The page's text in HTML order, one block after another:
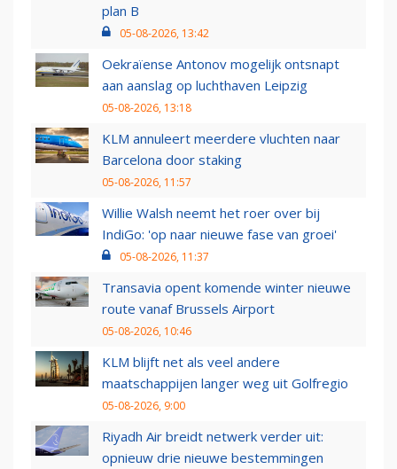
plan B
05-08-2026, 13:42
Oekraïense Antonov mogelijk ontsnapt
aan aanslag op luchthaven Leipzig
05-08-2026, 13:18
KLM annuleert meerdere vluchten naar
Barcelona door staking
05-08-2026, 11:57
Willie Walsh neemt het roer over bij
IndiGo: 'op naar nieuwe fase van groei'
05-08-2026, 11:37
Transavia opent komende winter nieuwe
route vanaf Brussels Airport
05-08-2026, 10:46
KLM blijft net als veel andere
maatschappijen langer weg uit Golfregio
05-08-2026, 9:00
Riyadh Air breidt netwerk verder uit:
opnieuw drie nieuwe bestemmingen